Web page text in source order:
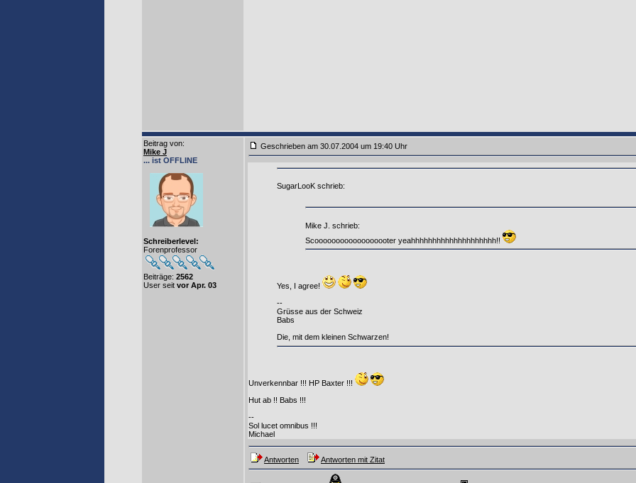
Beitrag von:
Mike J
... ist OFFLINE
Schreiberlevel:
Forenprofessor
Beiträge: 2562
User seit vor Apr. 03
Geschrieben am 30.07.2004 um 19:40 Uhr
SugarLooK schrieb:
Mike J. schrieb:
Scoooooooooooooooooter yeahhhhhhhhhhhhhhhhhhhh!!
Yes, I agree!
--
Grüsse aus der Schweiz
Babs
Die, mit dem kleinen Schwarzen!
Unverkennbar !!! HP Baxter !!!
Hut ab !! Babs !!!
--
Sol lucet omnibus !!!
Michael
Antworten Antworten mit Zitat